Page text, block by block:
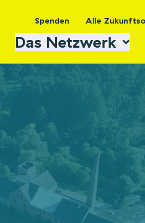
Spenden Alle
Das Netzwerk